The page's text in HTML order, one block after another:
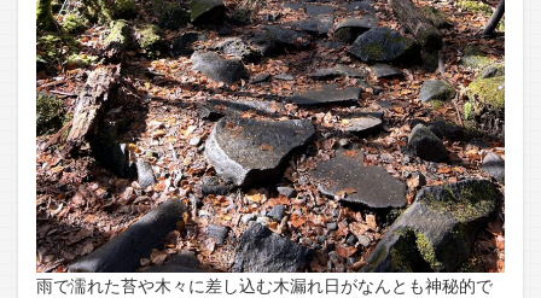
雨で濡れた苔や木々に差し込む木漏れ日がなんとも神秘的で